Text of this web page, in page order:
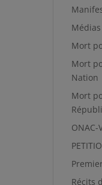
Médias
Mort
Mort
Nation
Mort
ONAC-
Récits